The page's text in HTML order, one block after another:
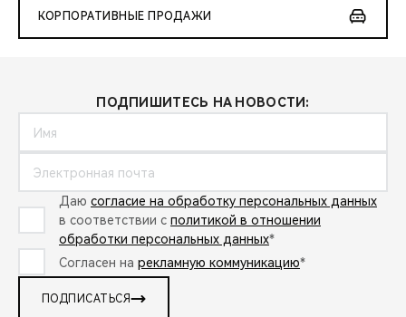
КОРПОРАТИВНЫЕ ПРОДАЖИ
ПОДПИШИТЕСЬ НА НОВОСТИ:
Даю согласие на обработку персональных данных
в соответствии с политикой в отношении
обработки персональных данных*
Согласен на рекламную коммуникацию*
ПОДПИСАТЬСЯ